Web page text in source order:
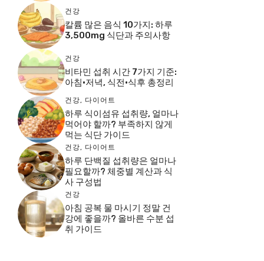
건강
칼륨 많은 음식 10가지: 하루
3,500mg 식단과 주의사항
건강
비타민 섭취 시간 7가지 기준:
아침·저녁, 식전·식후 총정리
건강, 다이어트
하루 식이섬유 섭취량, 얼마나
먹어야 할까? 부족하지 않게
먹는 식단 가이드
건강, 다이어트
하루 단백질 섭취량은 얼마나
필요할까? 체중별 계산과 식
사 구성법
건강
아침 공복 물 마시기 정말 건
강에 좋을까? 올바른 수분 섭
취 가이드